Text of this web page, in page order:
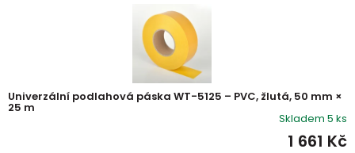
Univerzální podlahová páska WT-5125 – PVC, žlutá, 50 mm ×
25 m
Skladem 5 ks
1 661 Kč